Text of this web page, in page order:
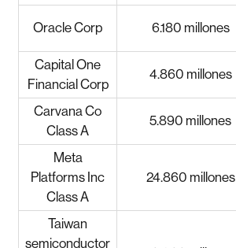
Oracle Corp 6.180 millones
Capital One
Financial Corp
4.860 millones
Carvana Co
Class A
5.890 millones
Meta
Platforms Inc
Class A
24.860 millones
Taiwan
semiconductor